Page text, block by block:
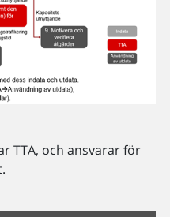
TTA, och ansvarar för